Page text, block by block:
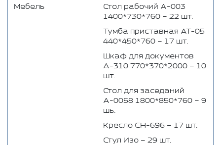
Мебель
Стол рабочий А-003
1400*730*760 – 22 шт.
Тумба приставная АТ-05
440*450*760 – 17 шт.
Шкаф для документов
А-310 770*370*2000 – 10
шт.
Стол для заседаний
А-0058 1800*850*760 – 9
шь.
Кресло СН-696 – 17 шт.
Стул Изо – 29 шт.